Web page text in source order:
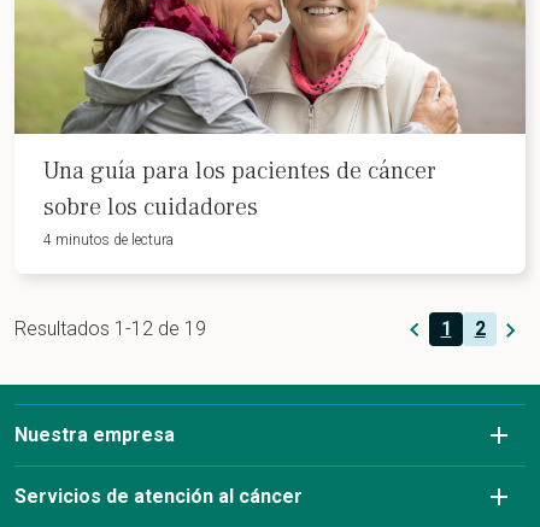
Una guía para los pacientes de cáncer
sobre los cuidadores
4 minutos de lectura
Resultados 1-12 de 19 1 2
Nuestra empresa
Sobre nosotros
Servicios de atención al cáncer